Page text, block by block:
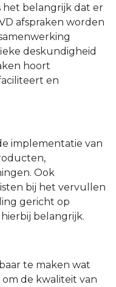
het belangrijk dat er
afspraken worden
deskundigheid
hoort
en
implementatie van
Ook
bij het vervullen
gericht op
belangrijk.
te maken wat
de kwaliteit van